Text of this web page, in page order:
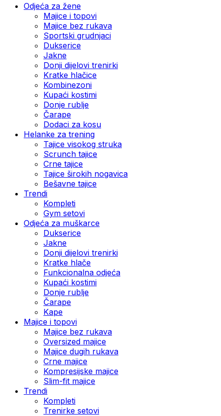
Odjeća za žene
Majice i topovi
Majice bez rukava
Sportski grudnjaci
Dukserice
Jakne
Donji dijelovi trenirki
Kratke hlačice
Kombinezoni
Kupaći kostimi
Donje rublje
Čarape
Dodaci za kosu
Helanke za trening
Tajice visokog struka
Scrunch tajice
Crne tajice
Tajice širokih nogavica
Bešavne tajice
Trendi
Kompleti
Gym setovi
Odjeća za muškarce
Dukserice
Jakne
Donji dijelovi trenirki
Kratke hlače
Funkcionalna odjeća
Kupaći kostimi
Donje rublje
Čarape
Kape
Majice i topovi
Majice bez rukava
Oversized majice
Majice dugih rukava
Crne majice
Kompresijske majice
Slim-fit majice
Trendi
Kompleti
Trenirke setovi